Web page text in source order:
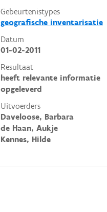
Gebeurtenistypes
geografische inventarisatie
Datum
01-02-2011
Resultaat
heeft relevante informatie
opgeleverd
Uitvoerders
Daveloose, Barbara
de Haan, Aukje
Kennes, Hilde